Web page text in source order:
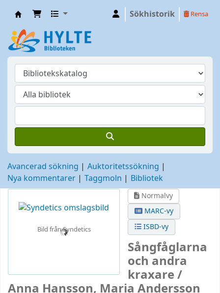
Sökhistorik Rensa
Avancerad sökning
Auktoritetssökning
Nya kommentarer
Taggmoln Bibliotek
Bild från Syndetics
Normalvy
MARC-vy
ISBD-vy
Sångfåglarna
och andra
kraxare /
Anna Hansson, Maria Andersson